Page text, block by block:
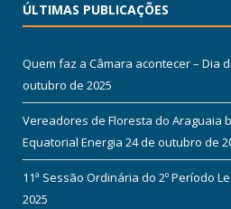
ÚLTIMAS PUBLICAÇÕES
Quem faz a Câmara acontecer – Dia
outubro de 2025
Vereadores de Floresta do Araguaia
Equatorial Energia 24 de outubro de
11ª Sessão Ordinária do 2º Período
2025